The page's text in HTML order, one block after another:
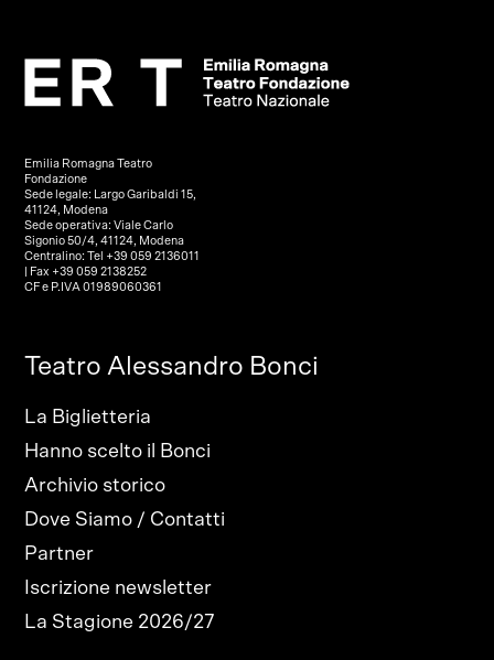
Emilia Romagna Teatro
Fondazione
Sede legale: Largo Garibaldi 15,
41124, Modena
Sede operativa: Viale Carlo
Sigonio 50/4, 41124, Modena
Centralino: Tel +39 059 2136011
| Fax +39 059 2138252
CF e P.IVA 01989060361
Teatro Alessandro Bonci
La Biglietteria
Hanno scelto il Bonci
Archivio storico
Dove Siamo / Contatti
Partner
Iscrizione newsletter
La Stagione 2026/27